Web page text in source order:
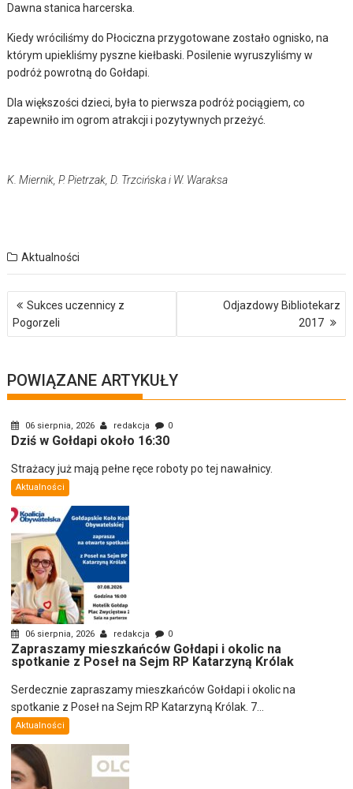
Dawna stanica harcerska.
Kiedy wróciliśmy do Płociczna przygotowane zostało ognisko, na
którym upiekliśmy pyszne kiełbaski. Posilenie wyruszyliśmy w
podróż powrotną do Gołdapi.
Dla większości dzieci, była to pierwsza podróż pociągiem, co
zapewniło im ogrom atrakcji i pozytywnych przeżyć.
K. Miernik, P. Pietrzak, D. Trzcińska i W. Waraksa
Aktualności
Nawigacja
wpisu
Sukces uczennicy z
Pogorzeli
Odjazdowy Bibliotekarz
2017
POWIĄZANE ARTYKUŁY
06 sierpnia, 2026 redakcja 0
Dziś w Gołdapi około 16:30
Strażacy już mają pełne ręce roboty po tej nawałnicy.
Aktualności
06 sierpnia, 2026 redakcja 0
Zapraszamy mieszkańców Gołdapi i okolic na
spotkanie z Poseł na Sejm RP Katarzyną Królak
Serdecznie zapraszamy mieszkańców Gołdapi i okolic na
spotkanie z Poseł na Sejm RP Katarzyną Królak. 7...
Aktualności